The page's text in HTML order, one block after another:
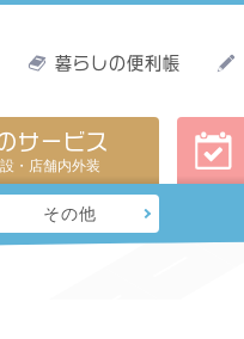
暮らしの便利帳
サービス
・店舗内外装
その他